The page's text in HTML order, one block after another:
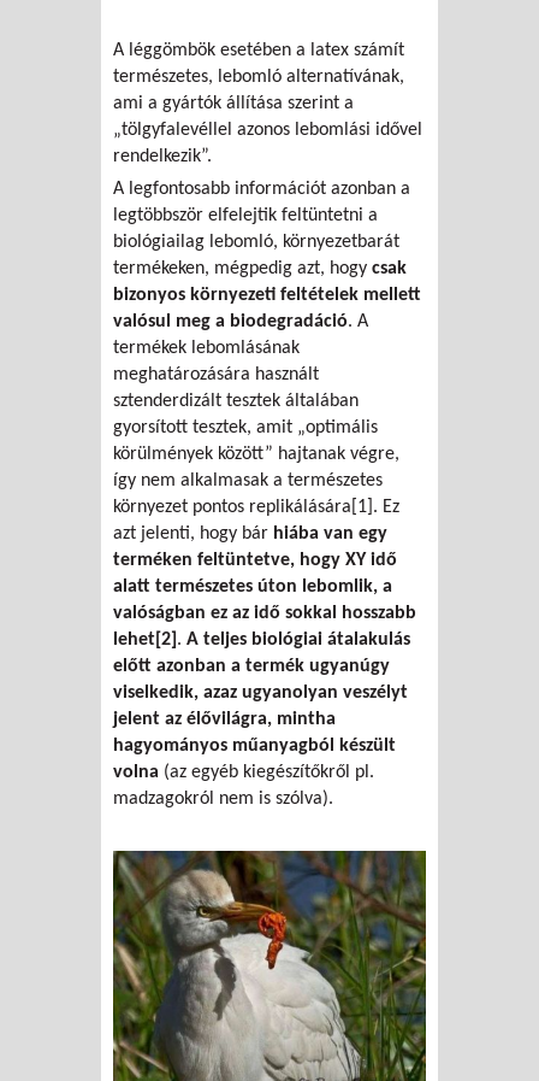
A léggömbök esetében a latex számít
természetes, lebomló alternatívának,
ami a gyártók állítása szerint a
„tölgyfalevéllel azonos lebomlási idővel
rendelkezik”.
A legfontosabb információt azonban a
legtöbbször elfelejtik feltüntetni a
biológiailag lebomló, környezetbarát
termékeken, mégpedig azt, hogy csak
bizonyos környezeti feltételek mellett
valósul meg a biodegradáció. A
termékek lebomlásának
meghatározására használt
sztenderdizált tesztek általában
gyorsított tesztek, amit „optimális
körülmények között” hajtanak végre,
így nem alkalmasak a természetes
környezet pontos replikálására [1] . Ez
azt jelenti, hogy bár hiába van egy
terméken feltüntetve, hogy XY idő
alatt természetes úton lebomlik, a
valóságban ez az idő sokkal hosszabb
lehet [2] . A teljes biológiai átalakulás
előtt azonban a termék ugyanúgy
viselkedik, azaz ugyanolyan veszélyt
jelent az élővilágra, mintha
hagyományos műanyagból készült
volna (az egyéb kiegészítőkről pl.
madzagokról nem is szólva).